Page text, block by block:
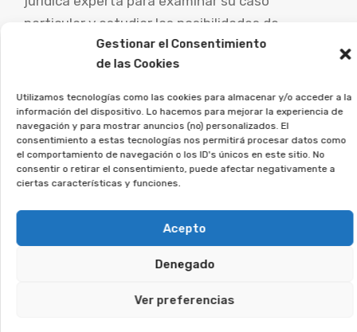
Gestionar el Consentimiento
de las Cookies
Utilizamos tecnologías como las cookies para almacenar y/o acceder a la
información del dispositivo. Lo hacemos para mejorar la experiencia de
navegación y para mostrar anuncios (no) personalizados. El
consentimiento a estas tecnologías nos permitirá procesar datos como
el comportamiento de navegación o los ID's únicos en este sitio. No
consentir o retirar el consentimiento, puede afectar negativamente a
ciertas características y funciones.
Acepto
Denegado
Ver preferencias
particular y estudiar las posibilidades de
Desde la Asociación Afeban
asesoramos a quienes
firmaron este tipo de contratos
a reclamar lo que les
corresponde.
Si firmaste un contrato así, regístrate sin
compromiso, y analizaremos tu caso.